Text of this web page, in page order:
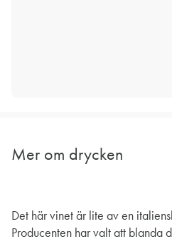
Mer om drycken
Det här vinet är lite av en
Producenten har valt att blanda